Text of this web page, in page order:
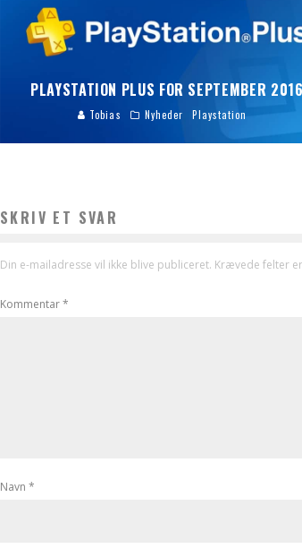
PLAYSTATION PLUS FOR SEPTEMBER 2016
Tobias Nyheder Playstation
SKRIV ET SVAR
Din e-mailadresse vil ikke blive publiceret. Krævede felter
Kommentar*
Navn *